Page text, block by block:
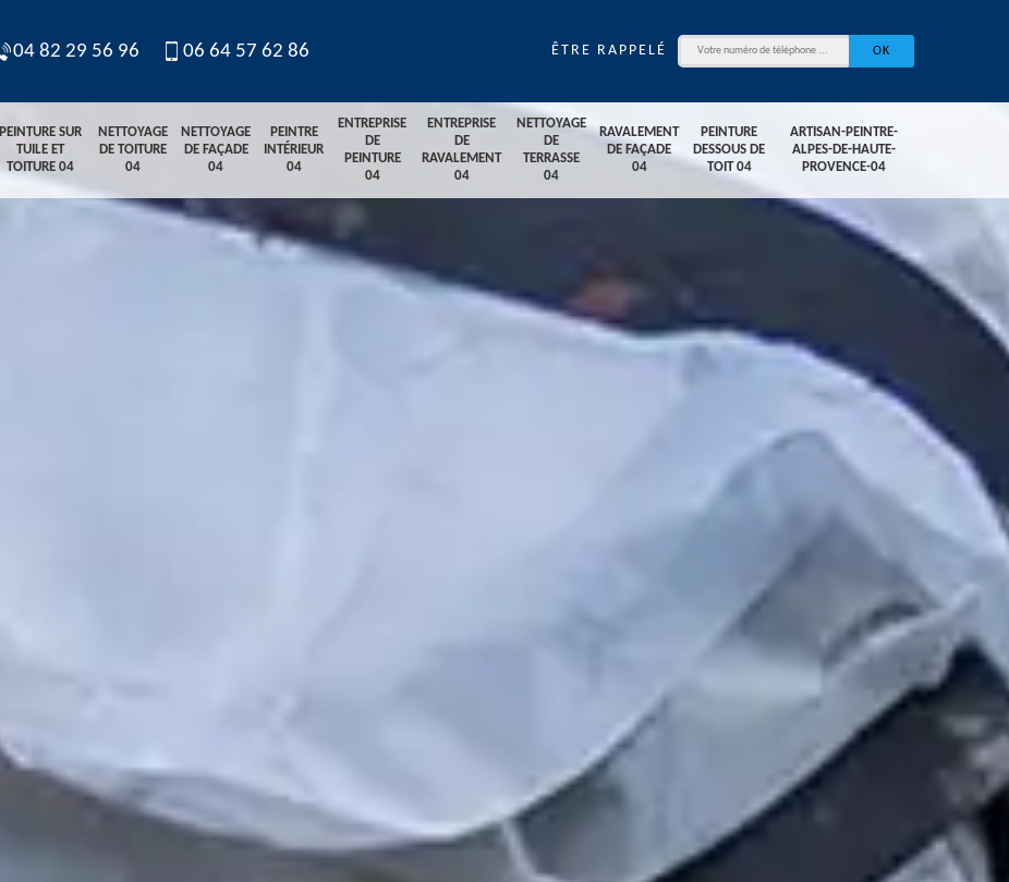
04 82 29 56 96 06 64 57 62 86 ÊTRE RAPPELÉ
PEINTURE SUR
TUILE ET
TOITURE 04
NETTOYAGE
DE TOITURE
04
NETTOYAGE
DE FAÇADE
04
PEINTRE
INTÉRIEUR
04
ENTREPRISE
DE
PEINTURE
04
ENTREPRISE
DE
RAVALEMENT
04
NETTOYAGE
DE
TERRASSE
04
RAVALEMENT
DE FAÇADE
04
PEINTURE
DESSOUS DE
TOIT 04
ARTISAN-PEINTRE-
ALPES-DE-HAUTE-
PROVENCE-04